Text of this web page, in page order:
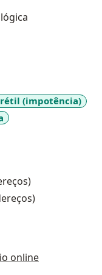
o qual é
a trilhar o
(impotência)
online